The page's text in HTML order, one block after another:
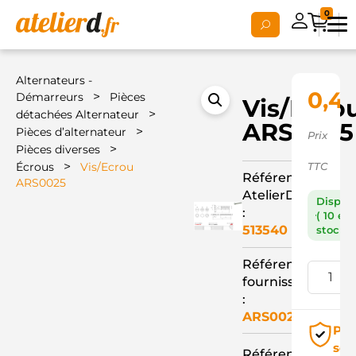
0
Alternateurs -
Démarreurs
>
Pièces
détachées Alternateur
>
Pièces d’alternateur >
Pièces diverses >
Écrous >
Vis/Ecrou
ARS0025
Vis/
ARS0025
Référence
AtelierD
:
513540
Référence
fournisseur
:
ARS0025
0,42
Prix
TTC
( 10 en
stock )